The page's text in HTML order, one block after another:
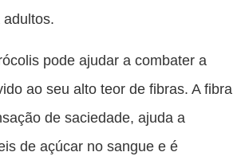
pode ajudar a combater a
ao seu alto teor de fibras. A fibra
de saciedade, ajuda a
de açúcar no sangue e é